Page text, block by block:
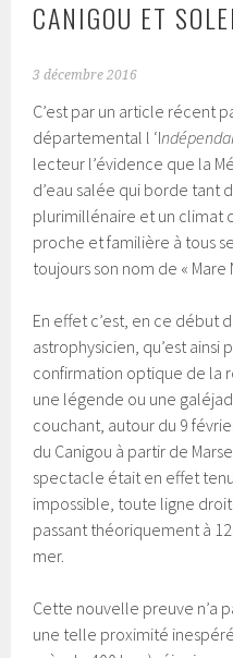
CANIGOU ET
3 décembre 2016
C’est par un article récent
départemental l ‘I
lecteur l’évidence que la
d’eau salée qui borde tant
plurimillénaire et un climat
proche et familière à tous
toujours son nom de « Mare
En effet c’est, en ce début
astrophysicien, qu’est
confirmation optique de la
une légende ou une
couchant, autour du 9
du Canigou à partir de
spectacle était en effet
impossible, toute ligne
passant théoriquement à
mer.
Cette nouvelle preuve n’a
une telle proximité